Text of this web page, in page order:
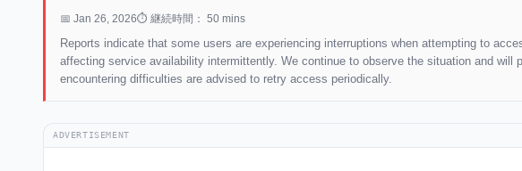
📅 Jan 26, 2026⏱ 継続時間： 50 mins
Reports indicate that some users are experiencing interruptions when attempting to
affecting service availability intermittently. We continue to observe the situation and will
encountering difficulties are advised to retry access periodically.
ADVERTISEMENT